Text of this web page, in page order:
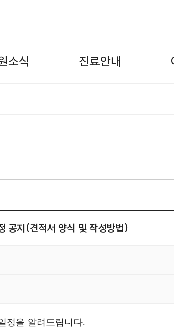
소식 진료안내
월 사용의약품 관련
지(견적서 양식 및 작성방법)
정을 알려드립니다.